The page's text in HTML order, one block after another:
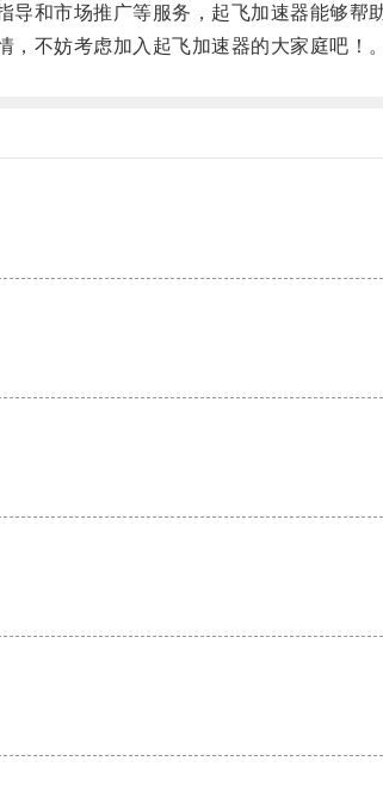
和市场推广等服务，起飞加速器能够帮
不妨考虑加入起飞加速器的大家庭吧！。